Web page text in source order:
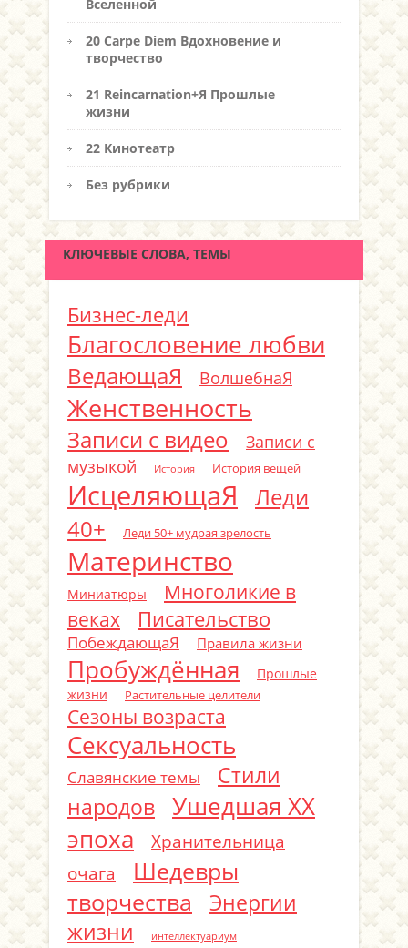
Вселенной
20 Carpe Diem Вдохновение и
творчество
21 Reincarnation+Я Прошлые
жизни
22 Кинотеатр
Без рубрики
КЛЮЧЕВЫЕ СЛОВА, ТЕМЫ
Бизнес-леди
Благословение любви
ВедающаЯ ВолшебнаЯ
Женственность
Записи с видео
Записи с
музыкой
История История вещей
ИсцеляющаЯ
Леди
40+
Леди 50+ мудрая зрелость
Материнство
Миниатюры
Многоликие в
веках
Писательство
ПобеждающаЯ Правила жизни
Пробуждённая
Прошлые
жизни
Растительные целители
Сезоны возраста
Сексуальность
Славянские темы
Стили
народов
Ушедшая ХХ
эпоха
Хранительница
очага
Шедевры
творчества
Энергии
жизни
интеллектуариум